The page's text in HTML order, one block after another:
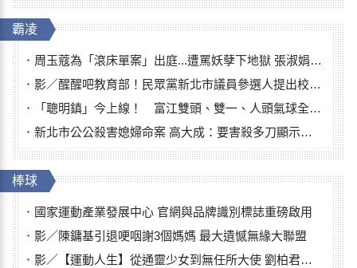
霸凌
周玉蔻為「滾床單案」出庭...遭罵妖孽下地獄 張淑娟批：舌頭殺人有罪
影／醒醒吧教育部！民眾黨新北市議員參選人提出校園反毒防線升級政見
「聰明鎮」今上線！ 富江雙頭、雙一、人頭氣球全登場
新北市公公殺害媳婦命案 高大成：要害殺多刀顯示怨恨深
棒球
國家運動產業發展中心 官網與品牌識別標誌重磅啟用
影／陳鏞基引退哽咽謝3個媽媽 最大遺憾無緣大聯盟
影／【運動人生】從通靈少女到無任所大使 劉柏君女裁判人生國際發光